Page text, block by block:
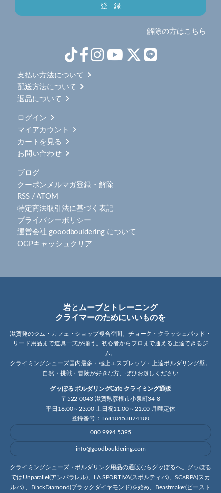
解除の方はこちら
支払い方法について
配送方法について
返品について
ログイン
マイアカウント
カートを見る
お問い合わせ
ブログ
クーポンメルマガ登録・解除
RSS / ATOM
特定商法取引法に基づく表記
プライバシーポリシー
運営会社 gooodbouldering について
OGPキャッシュクリア
岩とムーブとトレーニング
クライマーのためにいいものを
滋賀発のジム・カフェ・ショップ複合空間。チョーク・クラッシュパッド・
リード用品まで道具一式が揃う。初心者からプロまで通える上達できるジ
ム。
クライミングシューズ国内最多・極上エスプレッソ・上達ボルダリング壁。
自然・挑戦・冒険が好きな方、ぜひお越しください
グッぼる ボルダリングCafe クライミング通販
〒522-0043 滋賀県彦根市小泉町34-8
平日16:00～23:00 土日祝11:00～21:00 月曜定休
登録番号：T6810453874100
080 9994 5395
info@goodbouldering.com
クライミングシューズ・ボルダリング用品の通販ならグッぼるへ。グッぼる
ではUnparallel(アンパラレル)、LA SPORTIVA(スポルティバ)、SCARPA(スカ
ルパ) 、BlackDiamond(ブラックダイヤモンド)を始め、Beastmaker(ビースト